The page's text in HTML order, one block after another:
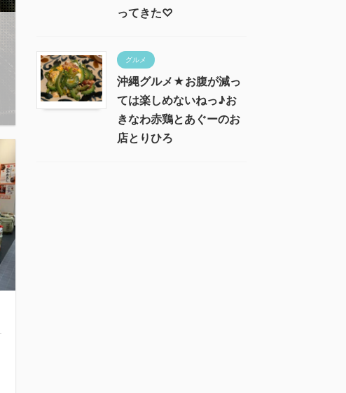
ってきた♡
グルメ
沖縄グルメ★お腹が減っ
ては楽しめないねっ♪お
きなわ赤鶏とあぐーのお
店とりひろ